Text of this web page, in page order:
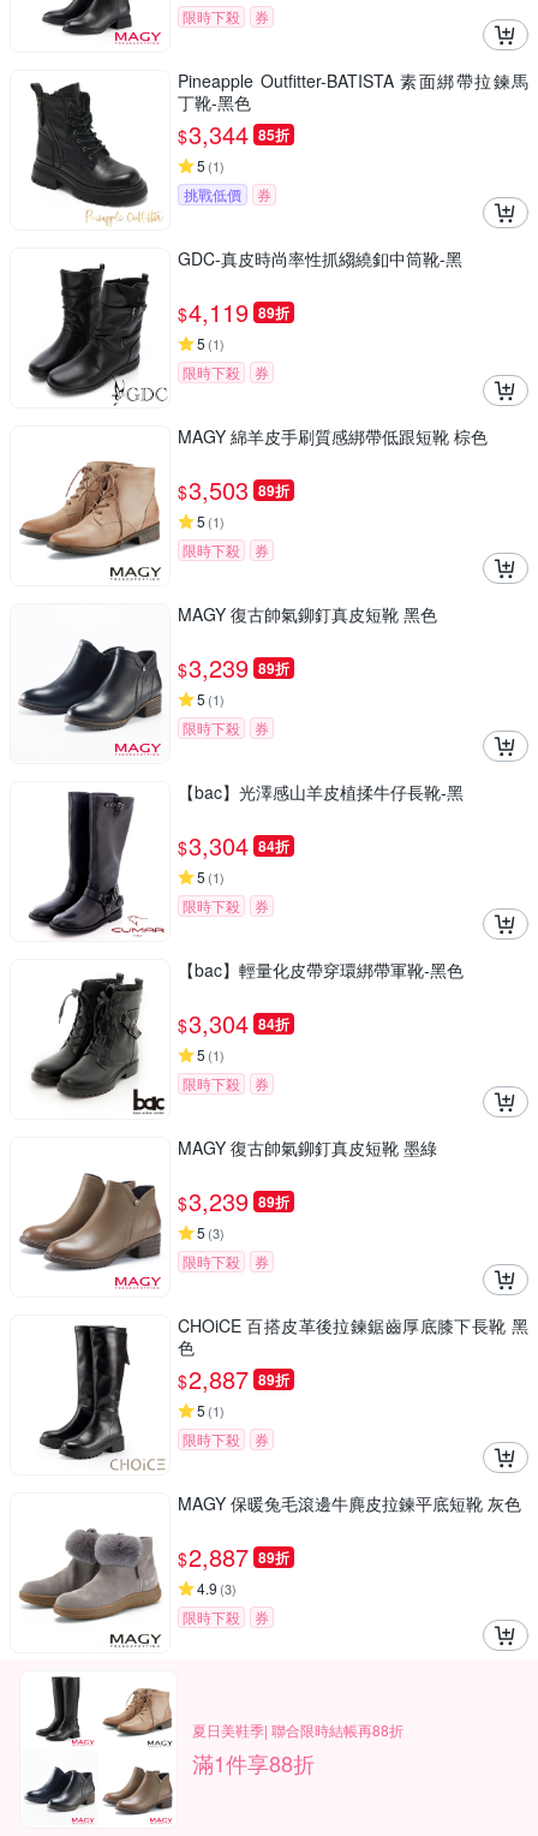
限時下殺 券
Pineapple Outfitter-BATISTA 素面綁帶拉鍊馬
丁靴-黑色
$3,344 85折
5 (1)
挑戰低價 券
GDC-真皮時尚率性抓縐繞釦中筒靴-黑
$4,119 89折
5 (1)
限時下殺 券
MAGY 綿羊皮手刷質感綁帶低跟短靴 棕色
$3,503 89折
5 (1)
限時下殺 券
MAGY 復古帥氣鉚釘真皮短靴 黑色
$3,239 89折
5 (1)
限時下殺 券
【bac】光澤感山羊皮植揉牛仔長靴-黑
$3,304 84折
5 (1)
限時下殺 券
【bac】輕量化皮帶穿環綁帶軍靴-黑色
$3,304 84折
5 (1)
限時下殺 券
MAGY 復古帥氣鉚釘真皮短靴 墨綠
$3,239 89折
5 (3)
限時下殺 券
CHOiCE 百搭皮革後拉鍊鋸齒厚底膝下長靴 黑
色
$2,887 89折
5 (1)
限時下殺 券
MAGY 保暖兔毛滾邊牛麂皮拉鍊平底短靴 灰色
$2,887 89折
4.9 (3)
限時下殺 券
夏日美鞋季| 聯合限時結帳再88折
滿1件享88折